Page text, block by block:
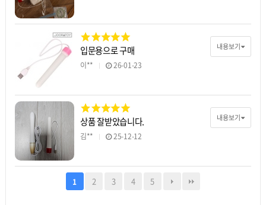
내용보기
입문용으로 구매
이** 26-01-23
내용보기
상품 잘받았습니다.
김** 25-12-12
1 2 3 4 5